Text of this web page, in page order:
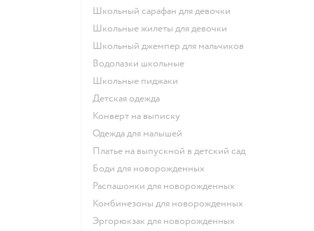
Школьный сарафан для девочки
Школьные жилеты для девочки
Школьный джемпер для мальчиков
Водолазки школьные
Школьные пиджаки
Детская одежда
Конверт на выписку
Одежда для малышей
Платье на выпускной в детский сад
Боди для новорожденных
Распашонки для новорожденных
Комбинезоны для новорожденных
Эргорюкзак для новорожденных